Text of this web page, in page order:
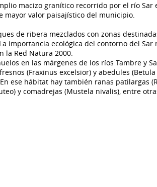
macizo granítico recorrido por el río Sar
mayor valor paisajístico del municipio.
de ribera mezclados con zonas
importancia ecológica del contorno del
la Red Natura 2000.
en las márgenes de los ríos Tambre y
(Fraxinus excelsior) y abedules
ese hábitat hay también ranas patilargas
y comadrejas (Mustela nivalis), entre